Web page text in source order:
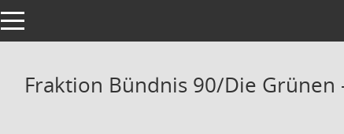
Toggle navigation
Fraktion Bündnis 90/Die Grünen